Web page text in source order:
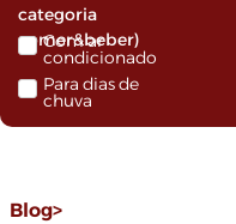
categoria
comer&beber)
Com ar
condicionado
Para dias de
chuva
Blog>